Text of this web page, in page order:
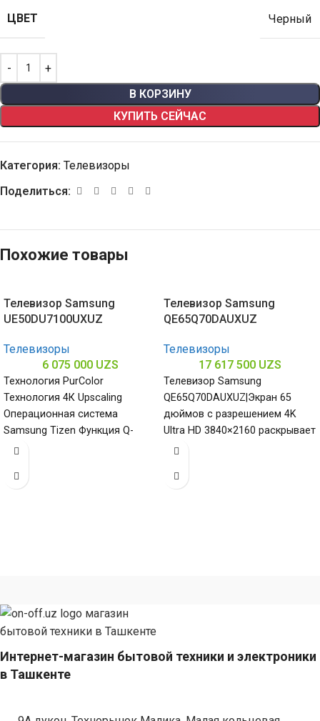
ЦВЕТ Черный
В КОРЗИНУ
КУПИТЬ СЕЙЧАС
Категория: Телевизоры
Поделиться:
Похожие товары
Телевизор Samsung
UE50DU7100UXUZ
Телевизоры
6 075 000 UZS
Технология PurColor
Технология 4К Upscaling
Операционная система
Samsung Tizen Функция Q-
Symphony
Телевизор Samsung
QE65Q70DAUXUZ
Телевизоры
17 617 500 UZS
Телевизор Samsung
QE65Q70DAUXUZ|Экран 65
дюймов с разрешением 4K
Ultra HD 3840×2160 раскрывает
богатство красок и деталей
простор
Интернет-магазин бытовой техники и электроники
в Ташкенте